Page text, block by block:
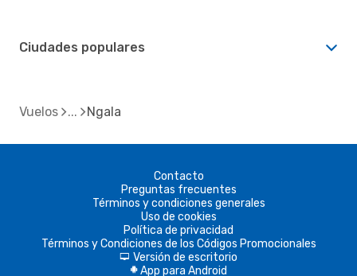
Ciudades populares
Vuelos Ngala
Contacto
Preguntas frecuentes
Términos y condiciones generales
Uso de cookies
Política de privacidad
Términos y Condiciones de los Códigos Promocionales
d Versión de escritorio
A App para Android